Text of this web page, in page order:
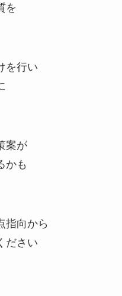
を
を行い
案が
かも
指向から
ださい